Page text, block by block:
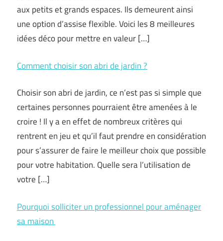
aux petits et grands espaces. Ils demeurent ainsi
une option d’assise flexible. Voici les 8 meilleures
idées déco pour mettre en valeur […]
Comment choisir son abri de jardin ?
Choisir son abri de jardin, ce n’est pas si simple que
certaines personnes pourraient être amenées à le
croire ! Il y a en effet de nombreux critères qui
rentrent en jeu et qu’il faut prendre en considération
pour s’assurer de faire le meilleur choix que possible
pour votre habitation. Quelle sera l’utilisation de
votre […]
Pourquoi solliciter un professionnel pour aménager
sa maison